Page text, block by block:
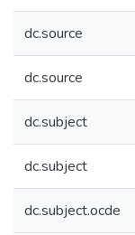
dc.source
dc.source
dc.subject
dc.subject
dc.subject.ocde